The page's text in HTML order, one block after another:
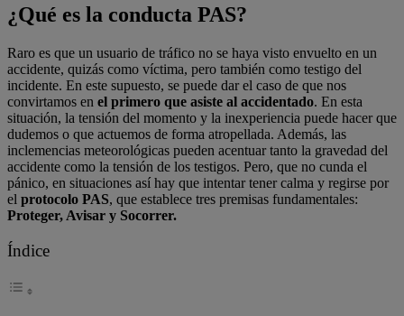
¿Qué es la conducta PAS?
Raro es que un usuario de tráfico no se haya visto envuelto en un
accidente, quizás como víctima, pero también como testigo del
incidente. En este supuesto, se puede dar el caso de que nos
convirtamos en el primero que asiste al accidentado. En esta
situación, la tensión del momento y la inexperiencia puede hacer que
dudemos o que actuemos de forma atropellada. Además, las
inclemencias meteorológicas pueden acentuar tanto la gravedad del
accidente como la tensión de los testigos. Pero, que no cunda el
pánico, en situaciones así hay que intentar tener calma y regirse por
el protocolo PAS, que establece tres premisas fundamentales:
Proteger, Avisar y Socorrer.
Índice